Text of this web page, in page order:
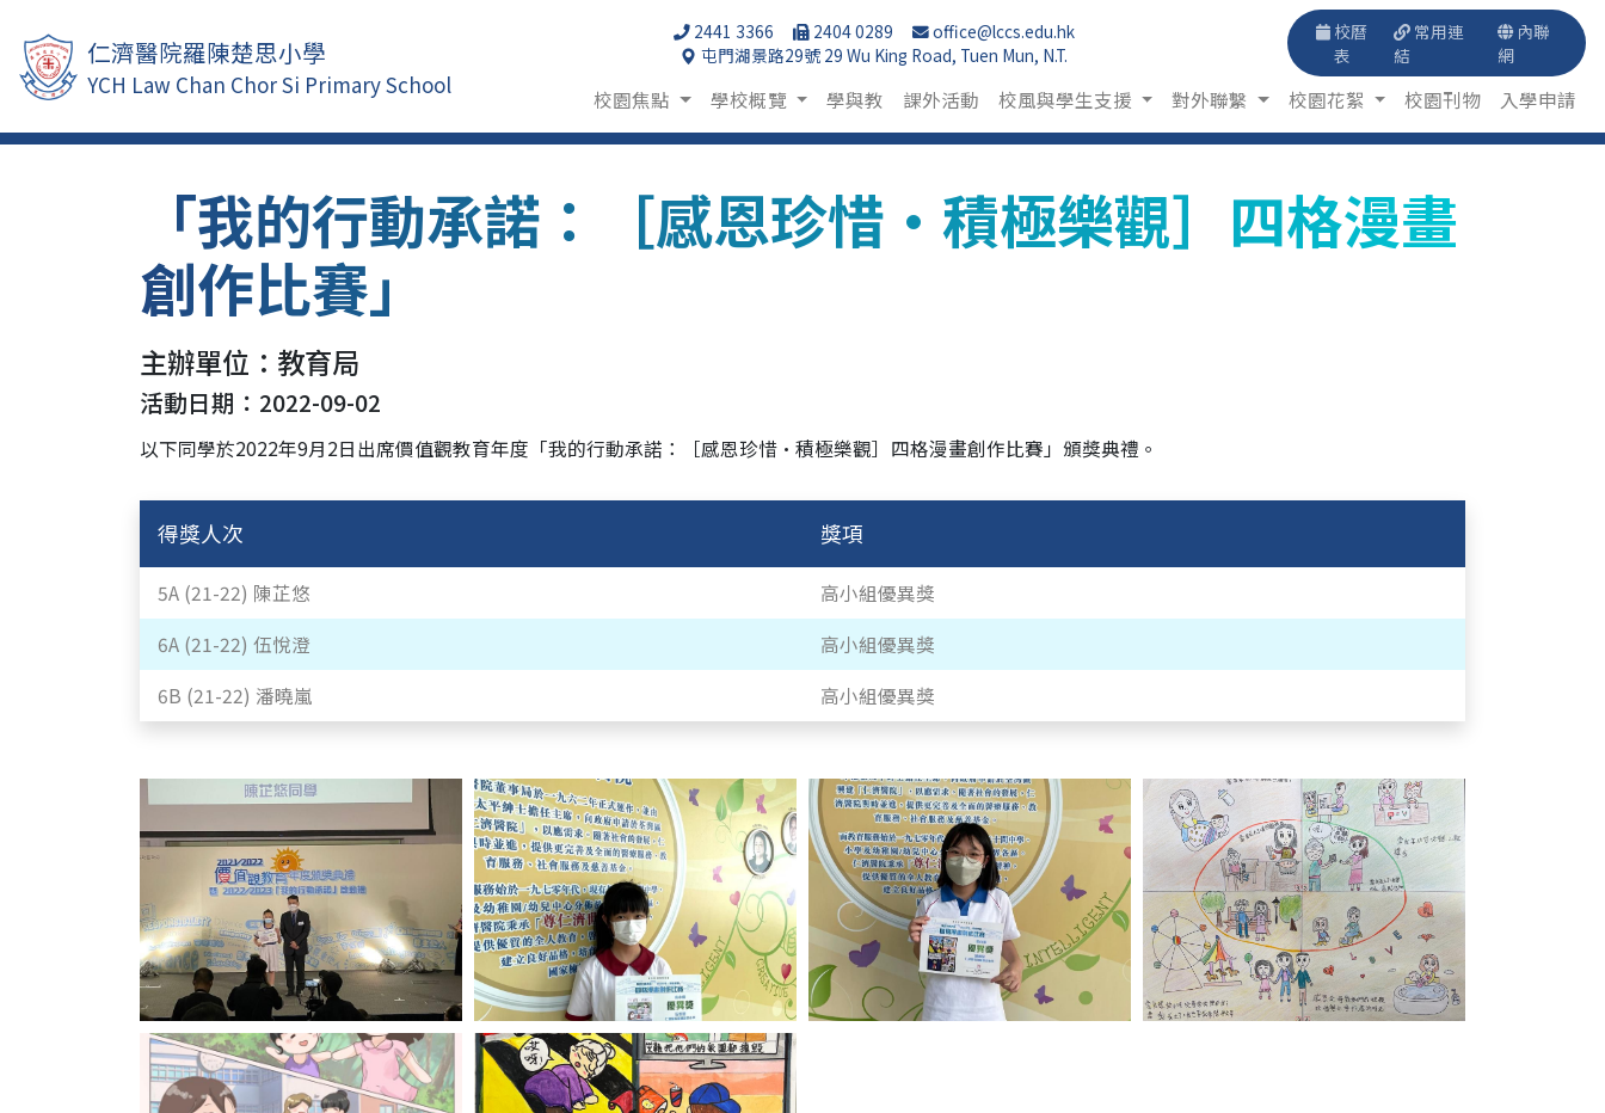
仁濟醫院羅陳楚思小學
YCH Law Chan Chor Si Primary School
2441 3366 2404 0289
office@lccs.edu.hk
屯門湖景路29號 29 Wu King Road, Tuen Mun, N.T.
校曆
表
常用連
結
內聯
網
校園焦點 學校概覽 學與教 課外活動 校風與學生支援 對外聯繫 校園花絮 校園刊物 入學申請
「我的行動承諾：［感恩珍惜·積極樂觀］四格漫畫
創作比賽」
主辦單位：教育局
活動日期：2022-09-02
以下同學於2022年9月2日出席價值觀教育年度「我的行動承諾：［感恩珍惜·積極樂觀］四格漫畫創作比賽」頒獎典禮。
得獎人次 獎項
5A (21-22) 陳芷悠
高小組優異獎
6A (21-22) 伍悅澄
高小組優異獎
6B (21-22) 潘曉嵐
高小組優異獎